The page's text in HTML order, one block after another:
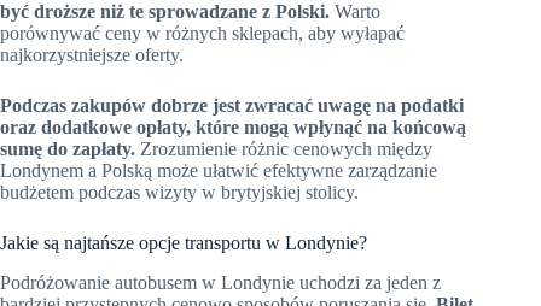
być droższe niż te sprowadzane z Polski. Warto
porównywać ceny w różnych sklepach, aby wyłapać
najkorzystniejsze oferty.
Podczas zakupów dobrze jest zwracać uwagę na podatki
oraz dodatkowe opłaty, które mogą wpłynąć na końcową
sumę do zapłaty. Zrozumienie różnic cenowych między
Londynem a Polską może ułatwić efektywne zarządzanie
budżetem podczas wizyty w brytyjskiej stolicy.
Jakie są najtańsze opcje transportu w Londynie?
Podróżowanie autobusem w Londynie uchodzi za jeden z